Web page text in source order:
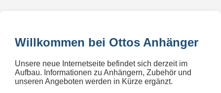
Willkommen bei Ottos Anhänger
Unsere neue Internetseite befindet sich derzeit im
Aufbau. Informationen zu Anhängern, Zubehör und
unseren Angeboten werden in Kürze ergänzt.